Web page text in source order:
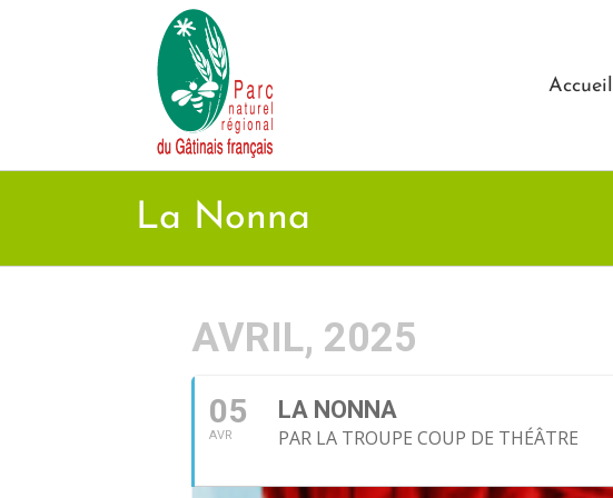
Accueil
La Nonna
AVRIL, 2025
05
AVR
LA NONNA
PAR LA TROUPE COUP DE THÉÂTRE